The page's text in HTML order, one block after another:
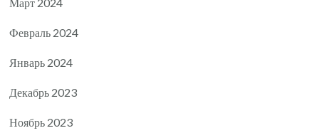
Февраль 2024
Январь 2024
Декабрь 2023
Ноябрь 2023